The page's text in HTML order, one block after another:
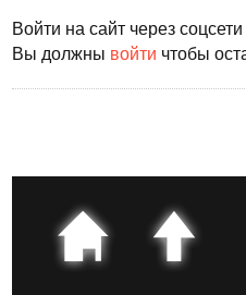
Войти на сайт через соцсети
Вы должны войти чтобы